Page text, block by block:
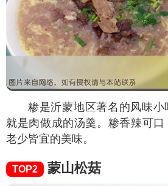
糁是沂蒙地区著名的风味
就是肉做成的汤羹。糁香辣可
老少皆宜的美味。
TOP2 蒙山松菇